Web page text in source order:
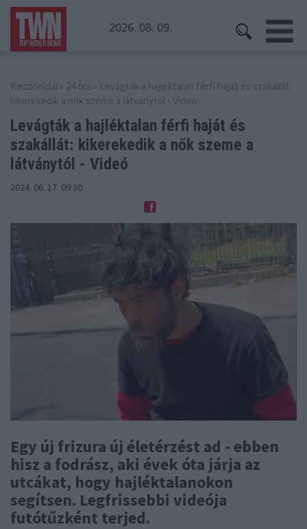
2026. 08. 09.
Kezdőoldal » 24 óra » Levágták a hajléktalan férfi haját és szakállát:
kikerekedik a nők szeme a látványtól - Videó
Levágták a hajléktalan férfi haját és
szakállát: kikerekedik a nők szeme a
látványtól - Videó
2024. 06. 17. 09:30
Egy új frizura új életérzést ad - ebben
hisz a fodrász, aki évek óta járja az
utcákat, hogy hajléktalanokon
segítsen. Legfrissebbi videója
futótűzként terjed.